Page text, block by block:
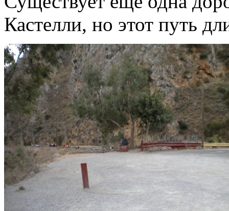
Кастелли, но этот путь